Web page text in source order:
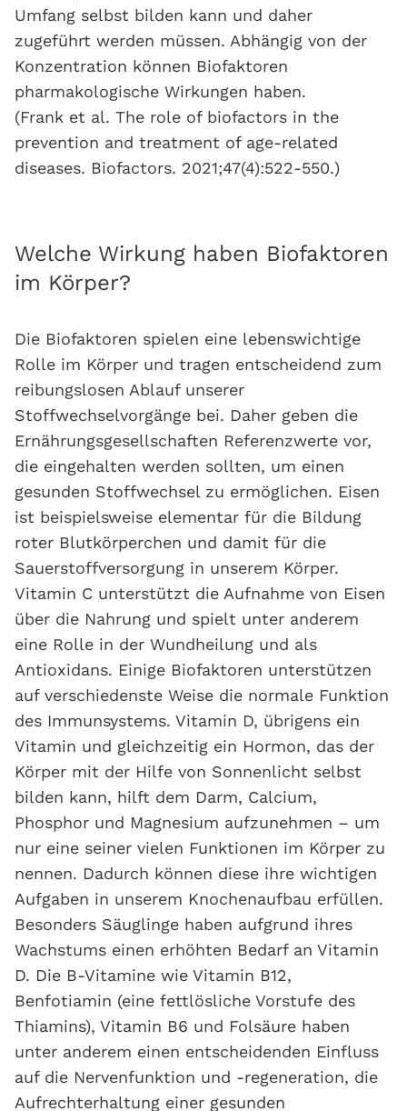
Umfang selbst bilden kann und daher
zugeführt werden müssen. Abhängig von der
Konzentration können Biofaktoren
pharmakologische Wirkungen haben.
(Frank et al. The role of biofactors in the
prevention and treatment of age-related
diseases. Biofactors. 2021;47(4):522-550.)
Welche Wirkung haben Biofaktoren
im Körper?
Die Biofaktoren spielen eine lebenswichtige
Rolle im Körper und tragen entscheidend zum
reibungslosen Ablauf unserer
Stoffwechselvorgänge bei. Daher geben die
Ernährungsgesellschaften Referenzwerte vor,
die eingehalten werden sollten, um einen
gesunden Stoffwechsel zu ermöglichen. Eisen
ist beispielsweise elementar für die Bildung
roter Blutkörperchen und damit für die
Sauerstoffversorgung in unserem Körper.
Vitamin C unterstützt die Aufnahme von Eisen
über die Nahrung und spielt unter anderem
eine Rolle in der Wundheilung und als
Antioxidans. Einige Biofaktoren unterstützen
auf verschiedenste Weise die normale Funktion
des Immunsystems. Vitamin D, übrigens ein
Vitamin und gleichzeitig ein Hormon, das der
Körper mit der Hilfe von Sonnenlicht selbst
bilden kann, hilft dem Darm, Calcium,
Phosphor und Magnesium aufzunehmen – um
nur eine seiner vielen Funktionen im Körper zu
nennen. Dadurch können diese ihre wichtigen
Aufgaben in unserem Knochenaufbau erfüllen.
Besonders Säuglinge haben aufgrund ihres
Wachstums einen erhöhten Bedarf an Vitamin
D. Die B-Vitamine wie Vitamin B12,
Benfotiamin (eine fettlösliche Vorstufe des
Thiamins), Vitamin B6 und Folsäure haben
unter anderem einen entscheidenden Einfluss
auf die Nervenfunktion und -regeneration, die
Aufrechterhaltung einer gesunden